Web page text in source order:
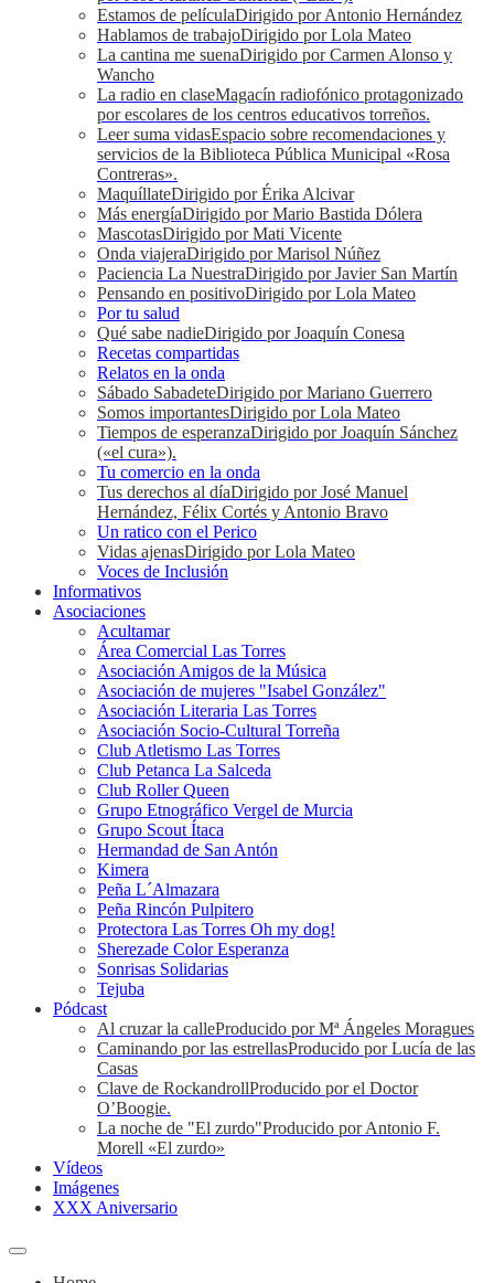
Estamos de películaDirigido por Antonio Hernández
Hablamos de trabajoDirigido por Lola Mateo
La cantina me suenaDirigido por Carmen Alonso y
Wancho
La radio en claseMagacín radiofónico protagonizado
por escolares de los centros educativos torreños.
Leer suma vidasEspacio sobre recomendaciones y
servicios de la Biblioteca Pública Municipal «Rosa
Contreras».
MaquíllateDirigido por Érika Alcivar
Más energíaDirigido por Mario Bastida Dólera
MascotasDirigido por Mati Vicente
Onda viajeraDirigido por Marisol Núñez
Paciencia La NuestraDirigido por Javier San Martín
Pensando en positivoDirigido por Lola Mateo
Por tu salud
Qué sabe nadieDirigido por Joaquín Conesa
Recetas compartidas
Relatos en la onda
Sábado SabadeteDirigido por Mariano Guerrero
Somos importantesDirigido por Lola Mateo
Tiempos de esperanzaDirigido por Joaquín Sánchez
(«el cura»).
Tu comercio en la onda
Tus derechos al díaDirigido por José Manuel
Hernández, Félix Cortés y Antonio Bravo
Un ratico con el Perico
Vidas ajenasDirigido por Lola Mateo
Voces de Inclusión
Informativos
Asociaciones
Acultamar
Área Comercial Las Torres
Asociación Amigos de la Música
Asociación de mujeres "Isabel González"
Asociación Literaria Las Torres
Asociación Socio-Cultural Torreña
Club Atletismo Las Torres
Club Petanca La Salceda
Club Roller Queen
Grupo Etnográfico Vergel de Murcia
Grupo Scout Ítaca
Hermandad de San Antón
Kimera
Peña L´Almazara
Peña Rincón Pulpitero
Protectora Las Torres Oh my dog!
Sherezade Color Esperanza
Sonrisas Solidarias
Tejuba
Pódcast
Al cruzar la calleProducido por Mª Ángeles Moragues
Caminando por las estrellasProducido por Lucía de las
Casas
Clave de RockandrollProducido por el Doctor
O’Boogie.
La noche de "El zurdo"Producido por Antonio F.
Morell «El zurdo»
Vídeos
Imágenes
XXX Aniversario